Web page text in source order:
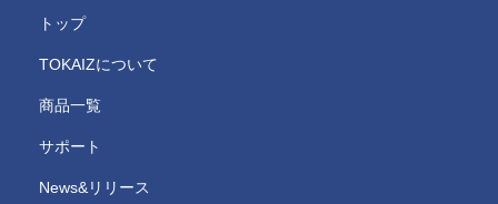
トップ
TOKAIZについて
商品一覧
サポート
News&リリース